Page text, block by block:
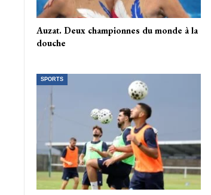
Auzat. Deux championnes du monde à la
douche
SPORTS